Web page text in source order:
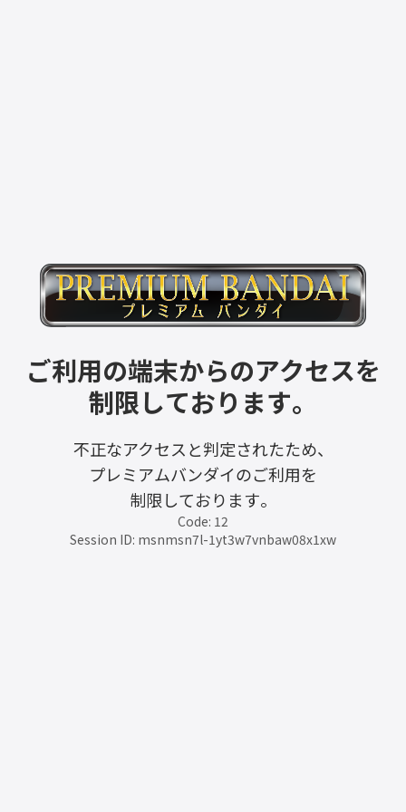
ご利用の端末からのアクセスを
制限しております。
不正なアクセスと判定されたため、
プレミアムバンダイのご利用を
制限しております。
Code: 12
Session ID: msnmsn7l-1yt3w7vnbaw08x1xw